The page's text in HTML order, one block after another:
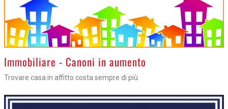
>Immobiliare - Canoni in aumento
Trovare casa in affitto costa sempre di più